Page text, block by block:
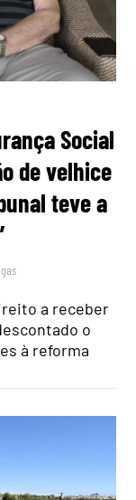
Social
de velhice
teve a
a receber
o
à reforma